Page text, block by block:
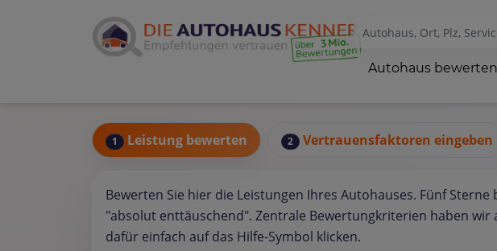
Autohaus bewerten
1 Leistung bewerten 2 Vertrauensfaktoren eingeben
Bewerten Sie hier die Leistungen Ihres Autohauses. Fünf
"absolut enttäuschend". Zentrale Bewertungkriterien haben wir
dafür einfach auf das Hilfe-Symbol klicken.